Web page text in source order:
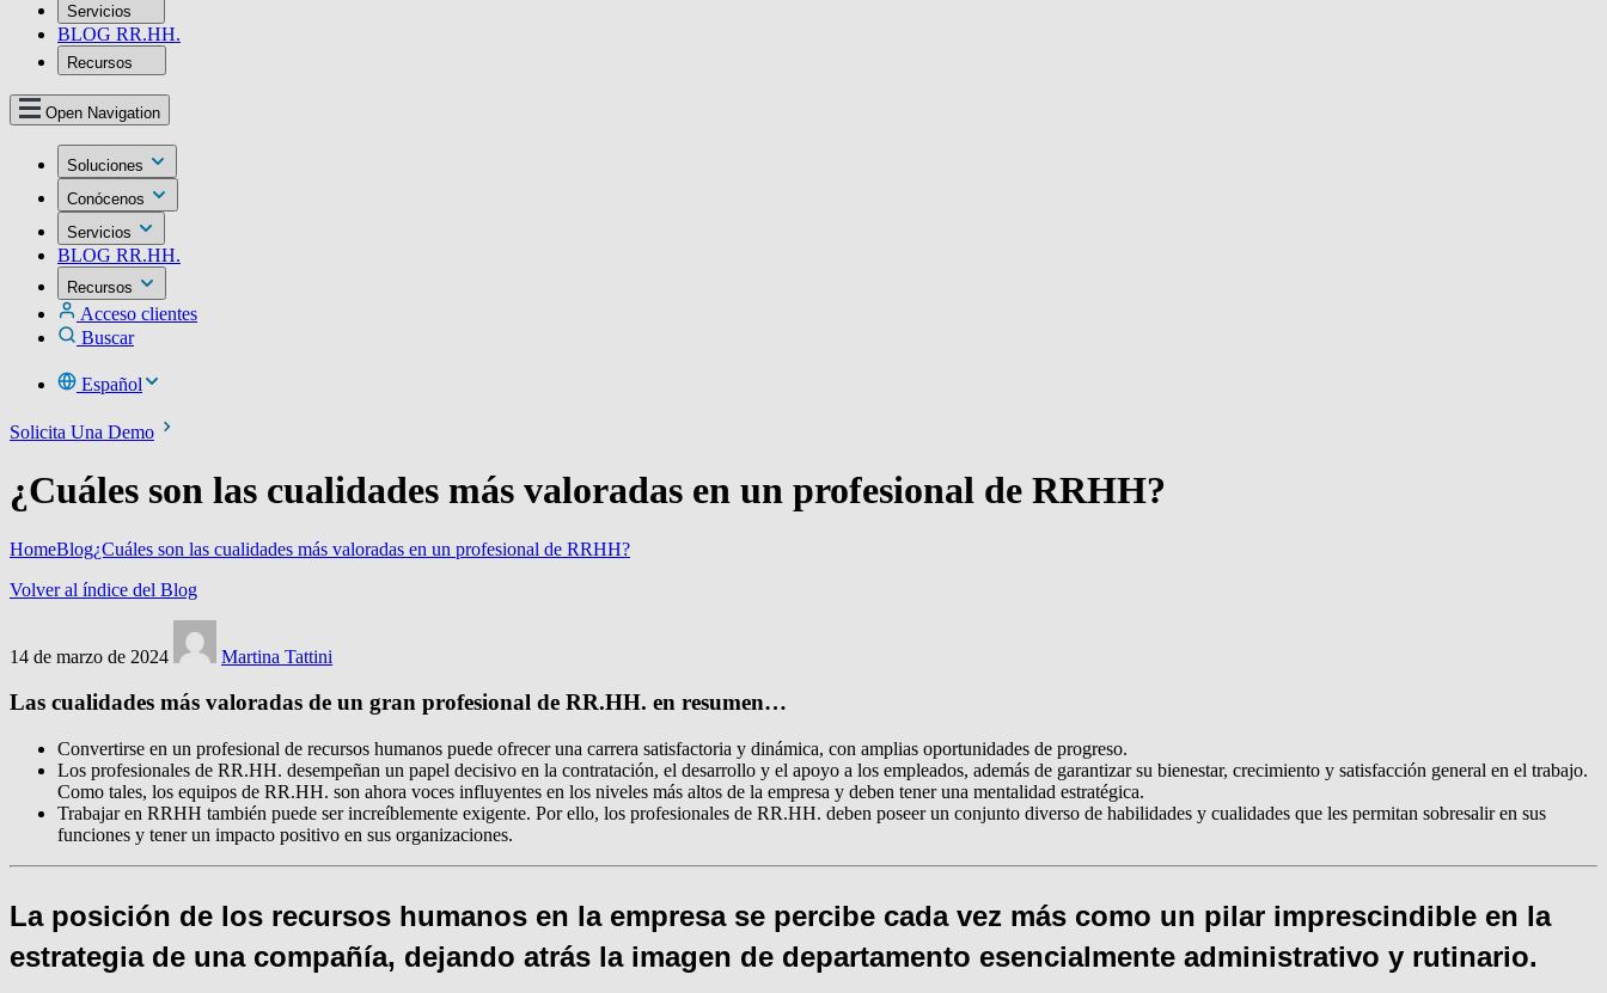
Servicios
BLOG RR.HH.
Recursos
Open Navigation
Soluciones
Conócenos
Servicios
BLOG RR.HH.
Recursos
Acceso clientes
Buscar
Español
Solicita Una Demo
¿Cuáles son las cualidades más valoradas en un profesional de RRHH?
HomeBlog¿Cuáles son las cualidades más valoradas en un profesional de RRHH?
Volver al índice del Blog
14 de marzo de 2024 Martina Tattini
Las cualidades más valoradas de un gran profesional de RR.HH. en resumen…
Convertirse en un profesional de recursos humanos puede ofrecer una carrera satisfactoria y dinámica, con amplias oportunidades de progreso.
Los profesionales de RR.HH. desempeñan un papel decisivo en la contratación, el desarrollo y el apoyo a los empleados, además de garantizar su bienestar, crecimiento y satisfacción general en el trabajo.
Como tales, los equipos de RR.HH. son ahora voces influyentes en los niveles más altos de la empresa y deben tener una mentalidad estratégica.
Trabajar en RRHH también puede ser increíblemente exigente. Por ello, los profesionales de RR.HH. deben poseer un conjunto diverso de habilidades y cualidades que les permitan sobresalir en sus
funciones y tener un impacto positivo en sus organizaciones.
La posición de los recursos humanos en la empresa se percibe cada vez más como un pilar imprescindible en la
estrategia de una compañía, dejando atrás la imagen de departamento esencialmente administrativo y rutinario.